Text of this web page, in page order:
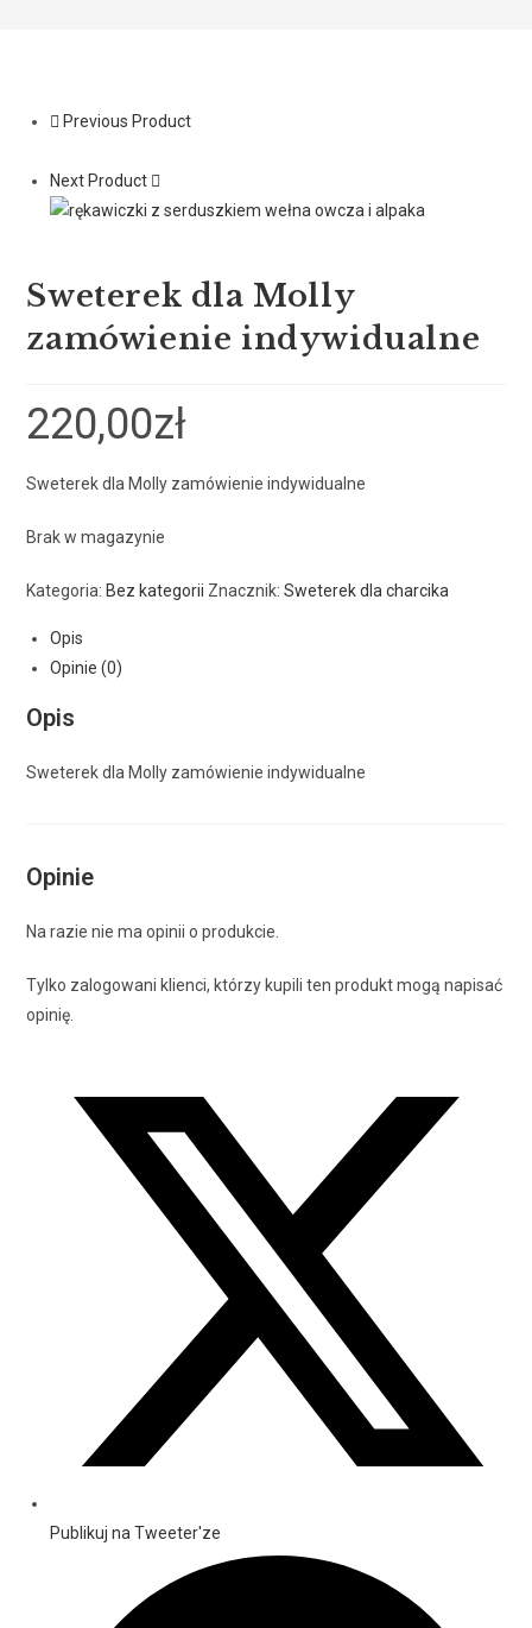
Previous Product
Next Product
Sweterek dla Molly
zamówienie indywidualne
220,00zł
Sweterek dla Molly zamówienie indywidualne
Brak w magazynie
Kategoria: Bez kategorii Znacznik:Sweterek dla charcika
Opis
Opinie (0)
Opis
Sweterek dla Molly zamówienie indywidualne
Opinie
Na razie nie ma opinii o produkcie.
Tylko zalogowani klienci, którzy kupili ten produkt mogą napisać
opinię.
Publikuj na Tweeter'ze